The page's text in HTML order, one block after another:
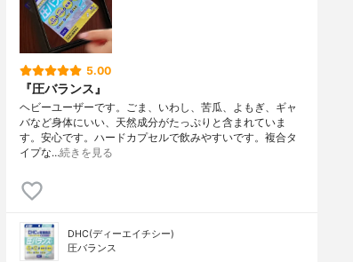
5.00
『圧バランス』
ヘビーユーザーです。ごま、いわし、苦瓜、よもぎ、ギャ
バなど身体にいい、天然成分がたっぷりと含まれていま
す。安心です。ハードカプセルで飲みやすいです。複合タ
イプな…続きを見る
DHC(ディーエイチシー)
圧バランス